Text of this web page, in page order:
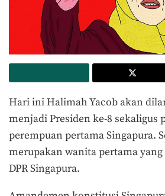
Hari ini Halimah Yacob akan
menjadi Presiden ke-8 sekaligus
perempuan pertama Singapura.
merupakan wanita pertama
DPR Singapura.